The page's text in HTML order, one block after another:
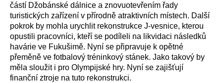
částí Džobánské dálnice a znovuotevřením řady
turistických zařízení v přírodně atraktivních místech. Další
pokrok by mohla urychlit rekonstrukce J-vesnice, kterou
opustili pracovníci, kteří se podíleli na likvidaci následků
havárie ve Fukušimě. Nyní se připravuje k opětné
přeměně ve fotbalový tréninkový stánek. Jako takový by
měla sloužit i pro Olympijské hry. Nyní se zajišťují
finanční ztroje na tuto rekonstrukci.